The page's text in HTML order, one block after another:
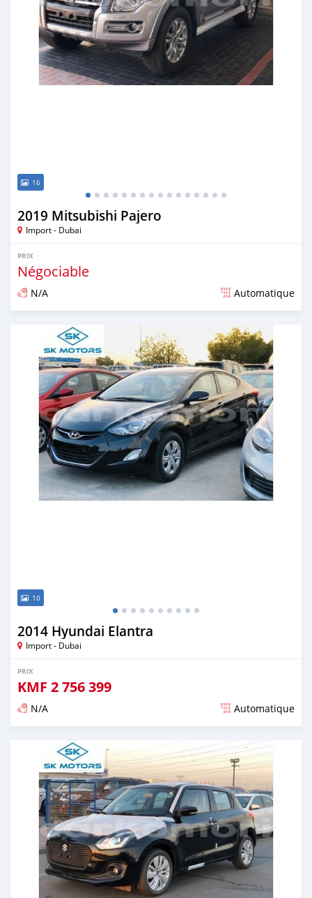
16
2019 Mitsubishi Pajero
Import - Dubai
PRIX
Négociable
N/A Automatique
10
2014 Hyundai Elantra
Import - Dubai
PRIX
KMF 2 756 399
N/A Automatique